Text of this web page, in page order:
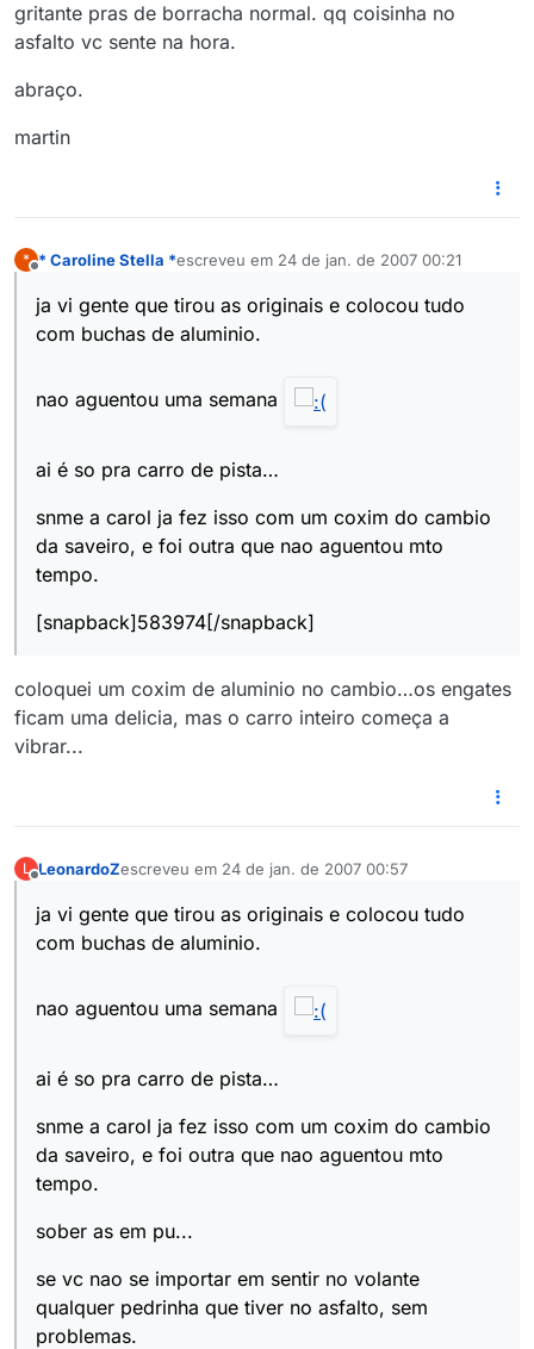
gritante pras de borracha normal. qq coisinha no
asfalto vc sente na hora.
abraço.
martin
* * Caroline Stella *escreveu em 24 de jan. de 2007 00:21
última edição por
ja vi gente que tirou as originais e colocou tudo
com buchas de aluminio.
nao aguentou uma semana
ai é so pra carro de pista…
snme a carol ja fez isso com um coxim do cambio
da saveiro, e foi outra que nao aguentou mto
tempo.
[snapback]583974[/snapback]
coloquei um coxim de aluminio no cambio…os engates
ficam uma delicia, mas o carro inteiro começa a
vibrar...
L LeonardoZescreveu em 24 de jan. de 2007 00:57
última edição por
ja vi gente que tirou as originais e colocou tudo
com buchas de aluminio.
nao aguentou uma semana
ai é so pra carro de pista…
snme a carol ja fez isso com um coxim do cambio
da saveiro, e foi outra que nao aguentou mto
tempo.
sober as em pu...
se vc nao se importar em sentir no volante
qualquer pedrinha que tiver no asfalto, sem
problemas.